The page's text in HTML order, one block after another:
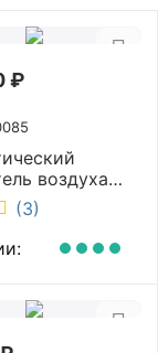
₽
воздуха
белый
(3)